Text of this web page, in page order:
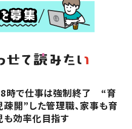
時で仕事は強制終了 “育
疎開”した管理職、家事も育
も効率化目指す